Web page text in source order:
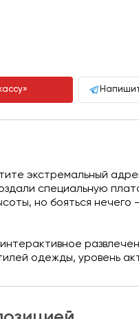
экстремальный
специальную
но бояться
одежды, уровень